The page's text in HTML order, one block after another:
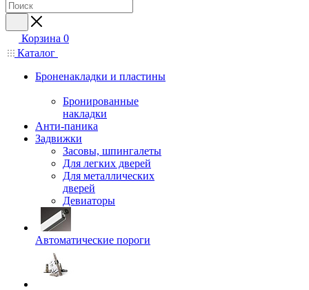
Корзина 0
Каталог
Броненакладки и пластины
Бронированные
накладки
Анти-паника
Задвижки
Засовы, шпингалеты
Для легких дверей
Для металлических
дверей
Девиаторы
Автоматические пороги